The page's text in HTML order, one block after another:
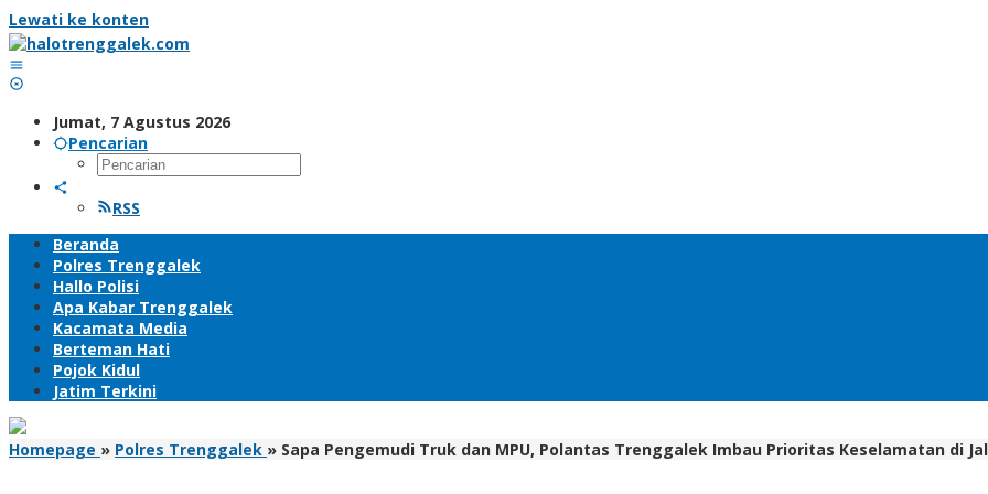
Lewati ke konten
Jumat, 7 Agustus 2026
Pencarian
RSS
Beranda
Polres Trenggalek
Hallo Polisi
Apa Kabar Trenggalek
Kacamata Media
Berteman Hati
Pojok Kidul
Jatim Terkini
Homepage » Polres Trenggalek » Sapa Pengemudi Truk dan MPU, Polantas Trenggalek Imbau Prioritas Keselamatan di